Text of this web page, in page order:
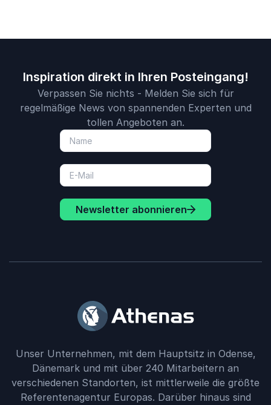
Inspiration direkt in Ihren Posteingang!
Verpassen Sie nichts - Melden Sie sich für
regelmäßige News von spannenden Experten und
tollen Angeboten an.
Newsletter abonnieren
Unser Unternehmen, mit dem Hauptsitz in Odense,
Dänemark und mit über 240 Mitarbeitern an
verschiedenen Standorten, ist mittlerweile die größte
Referentenagentur Europas. Darüber hinaus sind